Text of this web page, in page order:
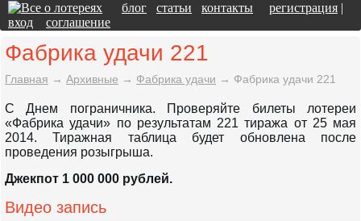
блог статьи контакты регистрация |
вход
соглашение
Фабрика удачи 221
Главная → Архивные → Фабрика удачи → Фабрика удачи 221
С Днем пограничника. Проверяйте билеты лотереи
«Фабрика удачи» по результатам 221 тиража от 25 мая
2014. Тиражная таблица будет обновлена после
проведения розыгрыша.
Джекпот 1 000 000 рублей.
Видео запись